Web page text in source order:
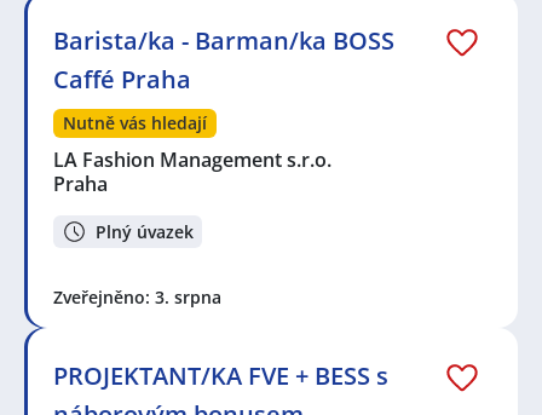
Barista/ka - Barman/ka BOSS
Caffé Praha
Nutně vás hledají
LA Fashion Management s.r.o.
Praha
Plný úvazek
Zveřejněno: 3. srpna
PROJEKTANT/KA FVE + BESS s